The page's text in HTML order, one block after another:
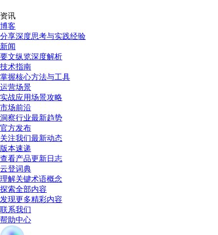
资讯
博客
分享深度思考与实践经验
新闻
要文纵览深度解析
技术指南
掌握核心方法与工具
运营场景
实战应用场景攻略
市场前沿
洞察行业最新趋势
官方发布
关注我们最新动态
版本速递
查看产品更新日志
云登词典
理解关键术语概念
探索全部内容
发现更多精彩内容
联系我们
帮助中心